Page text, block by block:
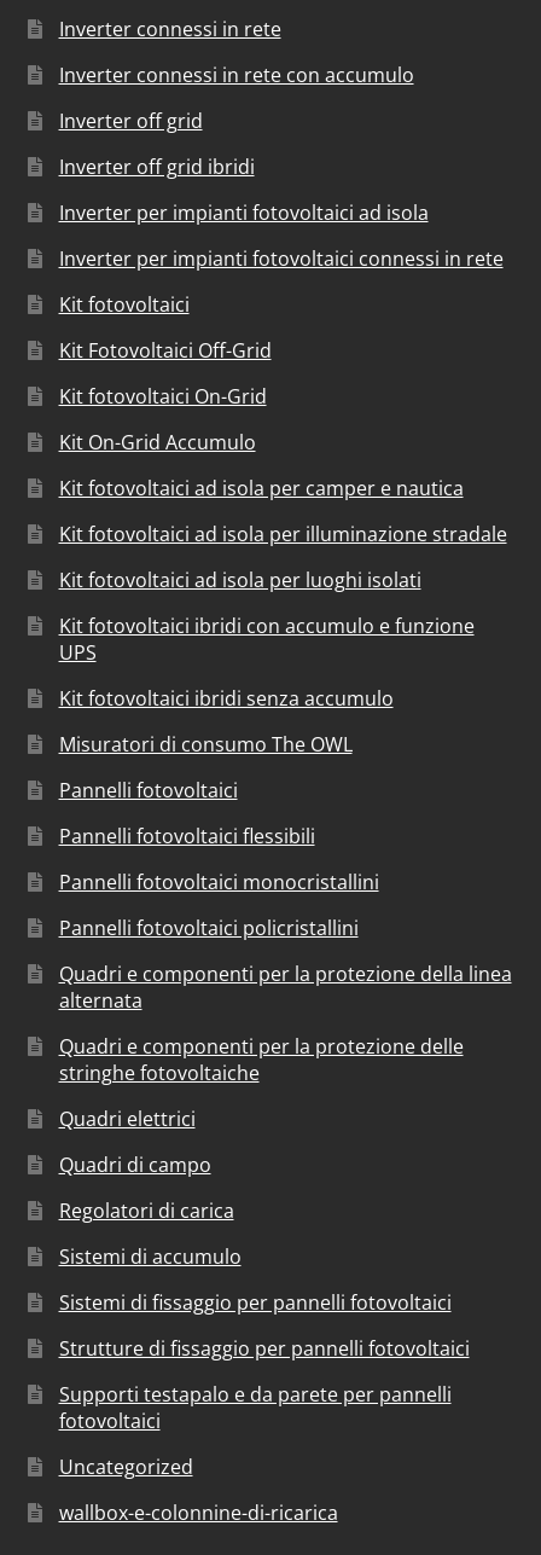
Inverter connessi in rete
Inverter connessi in rete con accumulo
Inverter off grid
Inverter off grid ibridi
Inverter per impianti fotovoltaici ad isola
Inverter per impianti fotovoltaici connessi in rete
Kit fotovoltaici
Kit Fotovoltaici Off-Grid
Kit fotovoltaici On-Grid
Kit On-Grid Accumulo
Kit fotovoltaici ad isola per camper e nautica
Kit fotovoltaici ad isola per illuminazione stradale
Kit fotovoltaici ad isola per luoghi isolati
Kit fotovoltaici ibridi con accumulo e funzione
UPS
Kit fotovoltaici ibridi senza accumulo
Misuratori di consumo The OWL
Pannelli fotovoltaici
Pannelli fotovoltaici flessibili
Pannelli fotovoltaici monocristallini
Pannelli fotovoltaici policristallini
Quadri e componenti per la protezione della linea
alternata
Quadri e componenti per la protezione delle
stringhe fotovoltaiche
Quadri elettrici
Quadri di campo
Regolatori di carica
Sistemi di accumulo
Sistemi di fissaggio per pannelli fotovoltaici
Strutture di fissaggio per pannelli fotovoltaici
Supporti testapalo e da parete per pannelli
fotovoltaici
Uncategorized
wallbox-e-colonnine-di-ricarica